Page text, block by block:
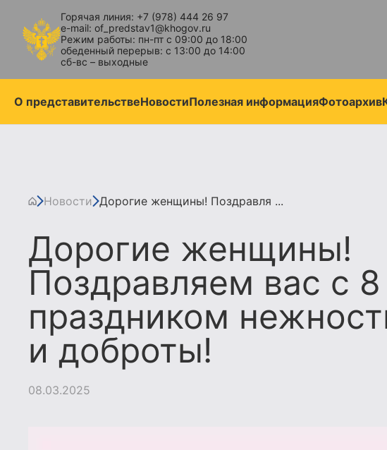
Горячая линия: +7 (978) 444 26 97
e-mail: of_predstav1@khogov.ru
Режим работы: пн-пт с 09:00 до 18:00
обеденный перерыв: с 13:00 до 14:00
сб-вс – выходные
О представительствеНовостиПолезная информацияФотоархив
Новости Дорогие женщины! Поздравля ...
Дорогие женщины!
Поздравляем вас с
праздником
и доброты!
08.03.2025